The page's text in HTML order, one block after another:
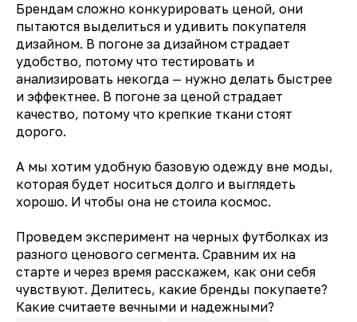
Брендам сложно конкурировать ценой, они
пытаются выделиться и удивить покупателя
дизайном. В погоне за дизайном страдает
удобство, потому что тестировать и
анализировать некогда — нужно делать быстрее
и эффектнее. В погоне за ценой страдает
качество, потому что крепкие ткани стоят
дорого.
А мы хотим удобную базовую одежду вне моды,
которая будет носиться долго и выглядеть
хорошо. И чтобы она не стоила космос.
Проведем эксперимент на черных футболках из
разного ценового сегмента. Сравним их на
старте и через время расскажем, как они себя
чувствуют. Делитесь, какие бренды покупаете?
Какие считаете вечными и надежными?